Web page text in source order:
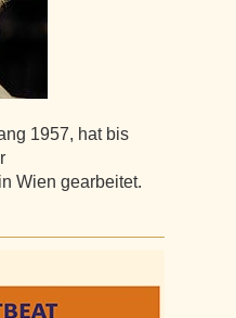
1957, hat bis
Wien gearbeitet.